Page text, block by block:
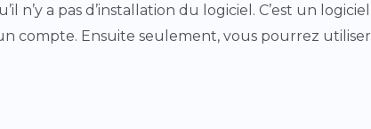
a pas d’installation du logiciel. C’est un logiciel
compte. Ensuite seulement, vous pourrez utiliser